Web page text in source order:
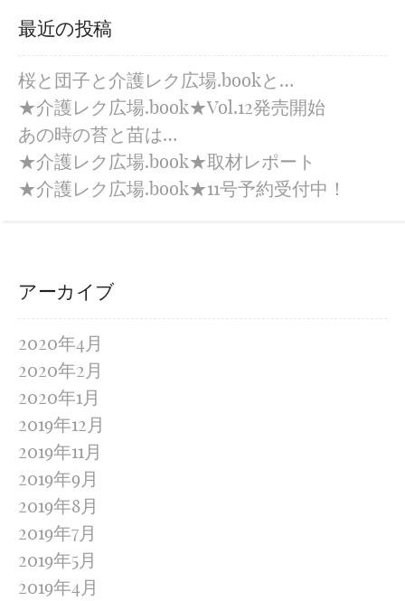
最近の投稿
桜と団子と介護レク広場.bookと…
★介護レク広場.book★Vol.12発売開始
あの時の苔と苗は…
★介護レク広場.book★取材レポート
★介護レク広場.book★11号予約受付中！
アーカイブ
2020年4月
2020年2月
2020年1月
2019年12月
2019年11月
2019年9月
2019年8月
2019年7月
2019年5月
2019年4月